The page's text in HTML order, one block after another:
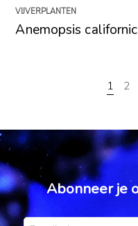
VIJVERPLANTEN
Anemopsis
1 2
Abonneer je